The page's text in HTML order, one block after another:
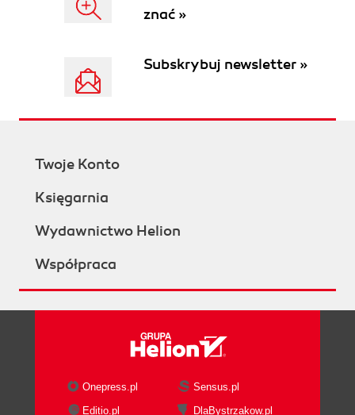
znać »
Subskrybuj newsletter »
Twoje Konto
Księgarnia
Wydawnictwo Helion
Współpraca
Onepress.pl
Sensus.pl
Editio.pl
DlaBystrzakow.pl